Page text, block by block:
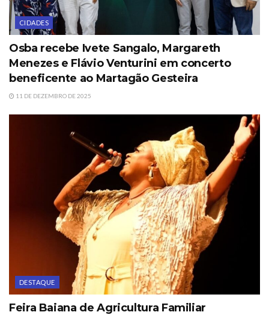
CIDADES
Osba recebe Ivete Sangalo, Margareth
Menezes e Flávio Venturini em concerto
beneficente ao Martagão Gesteira
11 DE DEZEMBRO DE 2025
DESTAQUE
Feira Baiana de Agricultura Familiar